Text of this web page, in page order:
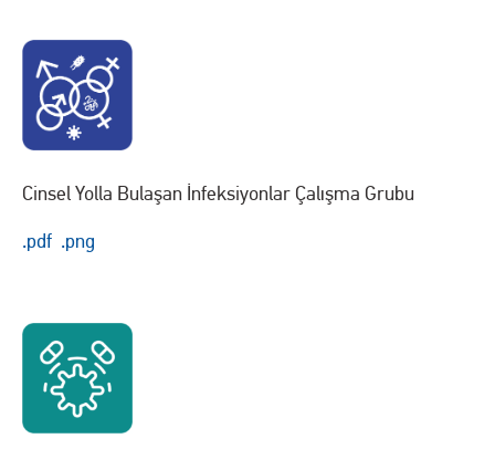
Cinsel Yolla Bulaşan İnfeksiyonlar Çalışma Grubu
.pdf .png